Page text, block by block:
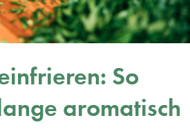
So
aromatisch